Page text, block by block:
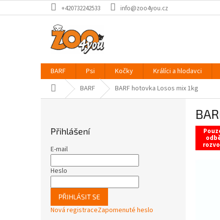
na
+420732242533 info@zoo4you.cz
BARF Psi Kočky Králíci a hlodavci
Domů BARF BARF hotovka Losos mix 1kg
Přihlášení
E-mail
Heslo
PŘIHLÁSIT SE
Nová registraceZapomenuté heslo